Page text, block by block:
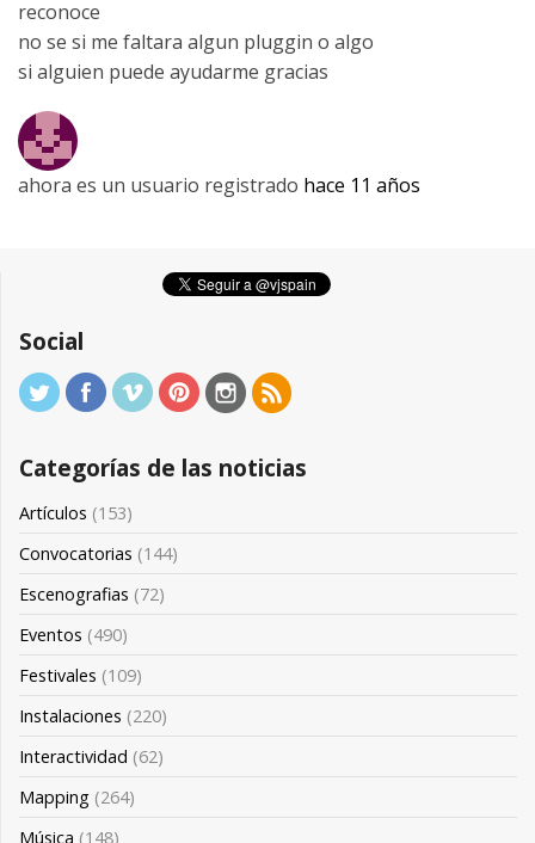
reconoce
no se si me faltara algun pluggin o algo
si alguien puede ayudarme gracias
ahora es un usuario registrado hace 11 años
Social
Categorías de las noticias
Artículos (153)
Convocatorias (144)
Escenografias (72)
Eventos (490)
Festivales (109)
Instalaciones (220)
Interactividad (62)
Mapping (264)
Música (148)